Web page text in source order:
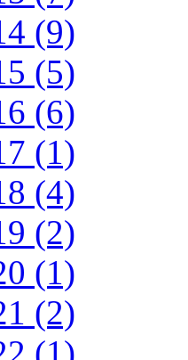
(9)
(5)
(6)
(1)
(4)
(2)
(1)
(2)
(1)